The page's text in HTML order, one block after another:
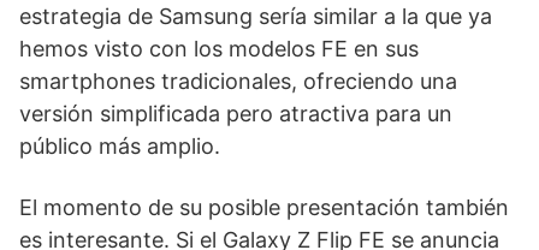
estrategia de Samsung sería similar a la que ya
hemos visto con los modelos FE en sus
smartphones tradicionales, ofreciendo una
versión simplificada pero atractiva para un
público más amplio.
El momento de su posible presentación también
es interesante. Si el Galaxy Z Flip FE se anuncia